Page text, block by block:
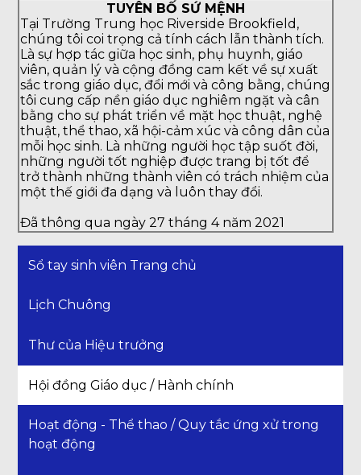
TUYÊN BỐ SỨ MỆNH
Tại Trường Trung học Riverside Brookfield,
chúng tôi coi trọng cả tính cách lẫn thành tích.
Là sự hợp tác giữa học sinh, phụ huynh, giáo
viên, quản lý và cộng đồng cam kết về sự xuất
sắc trong giáo dục, đổi mới và công bằng, chúng
tôi cung cấp nền giáo dục nghiêm ngặt và cân
bằng cho sự phát triển về mặt học thuật, nghệ
thuật, thể thao, xã hội-cảm xúc và công dân của
mỗi học sinh. Là những người học tập suốt đời,
những người tốt nghiệp được trang bị tốt để
trở thành những thành viên có trách nhiệm của
một thế giới đa dạng và luôn thay đổi.
Đã thông qua ngày 27 tháng 4 năm 2021
Sổ tay sinh viên Trang chủ
Lịch Chuông
Thư của Hiệu trưởng
Hội đồng Giáo dục / Hành chính
Hoạt động - Thể thao / Quy tắc ứng xử trong
hoạt động